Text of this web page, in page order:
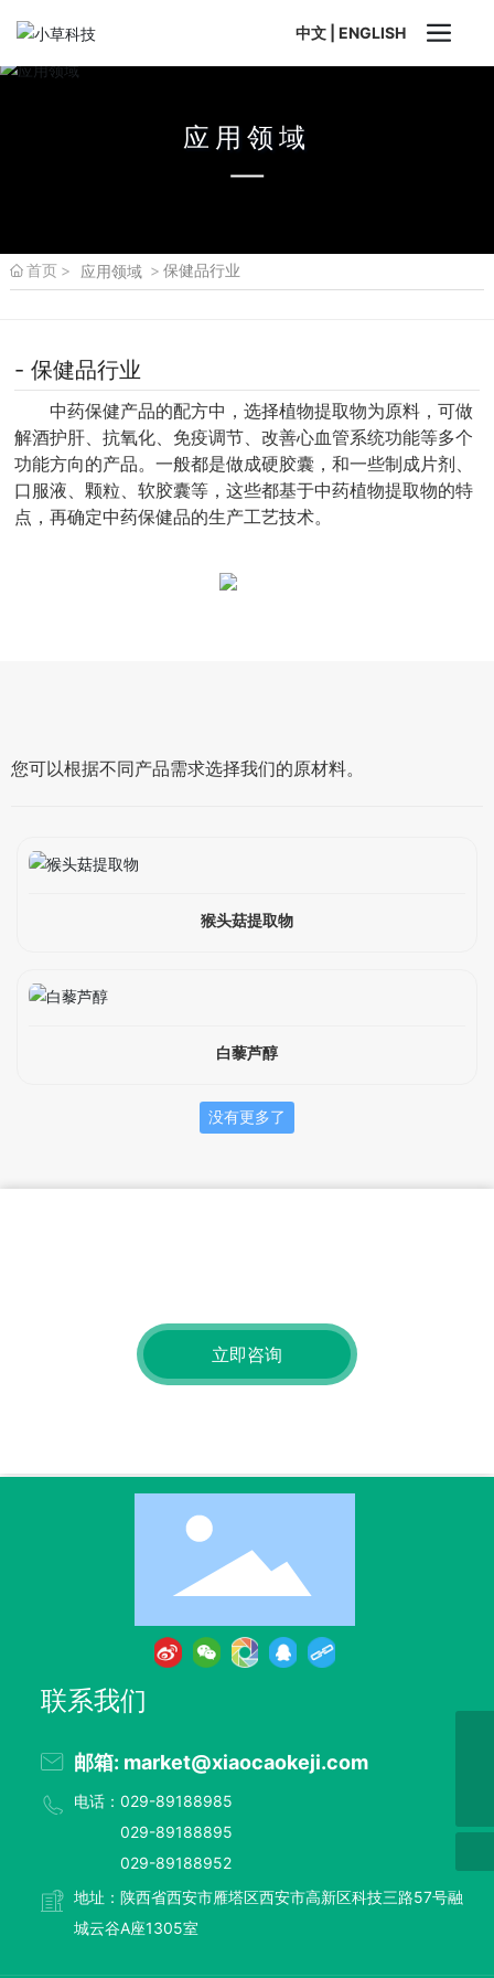
中文 ENGLISH
应用领域
首页 应用领域 保健品行业
- 保健品行业
中药保健产品的配方中，选择植物提取物为原料，可做
解酒护肝、抗氧化、免疫调节、改善心血管系统功能等多个
功能方向的产品。一般都是做成硬胶囊，和一些制成片剂、
口服液、颗粒、软胶囊等，这些都基于中药植物提取物的特
点，再确定中药保健品的生产工艺技术。
您可以根据不同产品需求选择我们的原材料。
猴头菇提取物
白藜芦醇
没有更多了
立即咨询
联系我们
邮箱: market@xiaocaokeji.com
电话：029-89188985
029-89188895
029-89188952
地址：陕西省西安市雁塔区西安市高新区科技三路57号融
城云谷A座1305室
+ 86-029-89188655
market@xiaocaokeji.com